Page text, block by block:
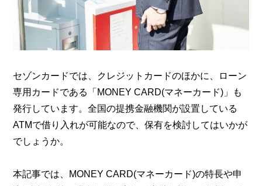
セゾンカードでは、クレジットカードのほかに、ローン
専用カードである「MONEY CARD(マネーカード)」も
発行しています。全国の提携金融機関が設置している
ATMで借り入れが可能なので、保有を検討してはいかが
でしょうか。
本記事では、MONEY CARD(マネーカード)の特長や申